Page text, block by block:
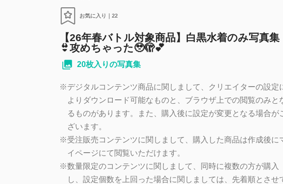
お気に入り｜ 22
【26年春バトル対象商品】白黒水着のみ写真集
👙攻めちゃった🥹🫣💕
20枚入りの写真集
※デジタルコンテンツ商品に関しまして、クリエイターの設定
よりダウンロード可能なものと、ブラウザ上での閲覧のみと
るものがあります。また、購入後に設定が変更となる場合が
ざいます。
※受注販売コンテンツに関しまして、購入した商品は作成後に
イページにて閲覧いただけます。
※数量限定のコンテンツに関しまして、同時に複数の方が購入
し、設定個数を上回った場合に関しましては、先着順とさせ